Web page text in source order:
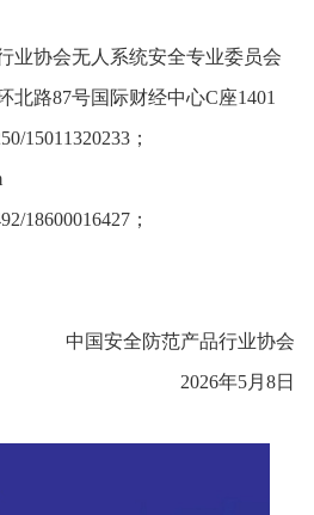
协会无人系统安全专业委员会
路87号国际财经中心C座1401
；
；
中国安全防范产品行业协会
2026年5月8日